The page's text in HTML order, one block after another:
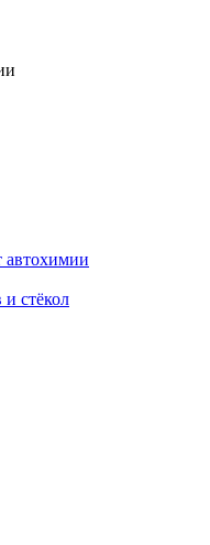
автохимии
и стёкол